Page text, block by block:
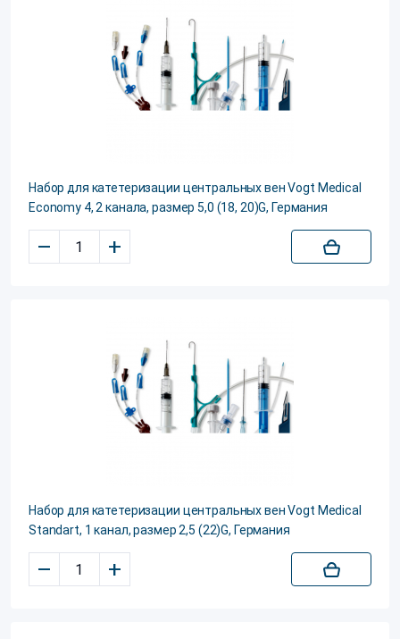
Набор для катетеризации центральных вен Vogt Medical
Еconomy 4, 2 канала, размер 5,0 (18, 20)G, Германия
– +
Набор для катетеризации центральных вен Vogt Medical
Standart, 1 канал, размер 2,5 (22)G, Германия
– +